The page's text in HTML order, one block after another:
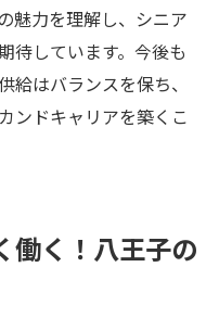
魅力を理解し、シニア
待しています。今後も
給はバランスを保ち、
ンドキャリアを築くこ
働く！八王子の